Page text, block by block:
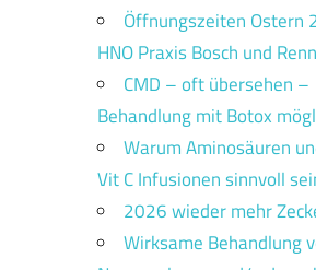
Öffnungszeiten Ostern
HNO Praxis Bosch und
CMD – oft übersehen –
Behandlung mit Botox
Warum Aminosäuren
Vit C Infusionen sinnvoll
2026 wieder mehr
Wirksame Behandlung